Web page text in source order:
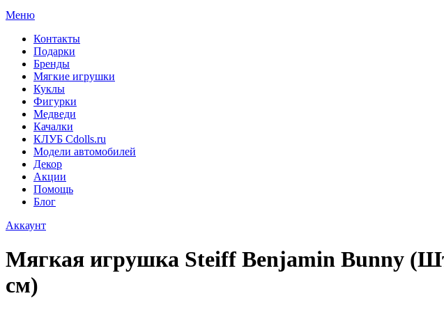
Меню
Контакты
Подарки
Бренды
Мягкие игрушки
Куклы
Фигурки
Медведи
Качалки
КЛУБ Cdolls.ru
Модели автомобилей
Декор
Акции
Помощь
Блог
Аккаунт
Мягкая игрушка Steiff Benjamin Bunny
см)